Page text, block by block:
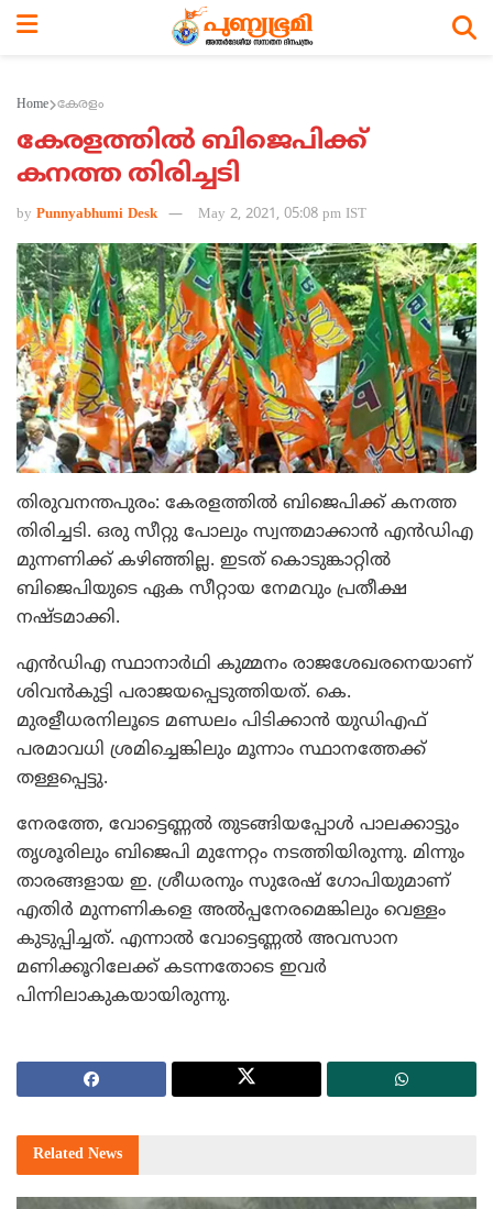
Home കേരളം
കേരളത്തില്‍ ബിജെപിക്ക്
കനത്ത തിരിച്ചടി
by Punnyabhumi Desk May 2, 2021, 05:08 pm IST
തിരുവനന്തപുരം: കേരളത്തില്‍ ബിജെപിക്ക് കനത്ത
തിരിച്ചടി. ഒരു സീറ്റു പോലും സ്വന്തമാക്കാന്‍ എന്‍ഡിഎ
മുന്നണിക്ക് കഴിഞ്ഞില്ല. ഇടത് കൊടുങ്കാറ്റില്‍
ബിജെപിയുടെ ഏക സീറ്റായ നേമവും പ്രതീക്ഷ
നഷ്ടമാക്കി.
എന്‍ഡിഎ സ്ഥാനാര്‍ഥി കുമ്മനം രാജശേഖരനെയാണ്
ശിവന്‍കുട്ടി പരാജയപ്പെടുത്തിയത്. കെ.
മുരളീധരനിലൂടെ മണ്ഡലം പിടിക്കാന്‍ യുഡിഎഫ്
പരമാവധി ശ്രമിച്ചെങ്കിലും മൂന്നാം സ്ഥാനത്തേക്ക്
തള്ളപ്പെട്ടു.
നേരത്തേ, വോട്ടെണ്ണല്‍ തുടങ്ങിയപ്പോള്‍ പാലക്കാട്ടും
തൃശൂരിലും ബിജെപി മുന്നേറ്റം നടത്തിയിരുന്നു. മിന്നും
താരങ്ങളായ ഇ. ശ്രീധരനും സുരേഷ് ഗോപിയുമാണ്
എതിര്‍ മുന്നണികളെ അല്‍പ്പനേരമെങ്കിലും വെള്ളം
കുടുപ്പിച്ചത്. എന്നാല്‍ വോട്ടെണ്ണല്‍ അവസാന
മണിക്കൂറിലേക്ക് കടന്നതോടെ ഇവര്‍
പിന്നിലാകുകയായിരുന്നു.
Related News